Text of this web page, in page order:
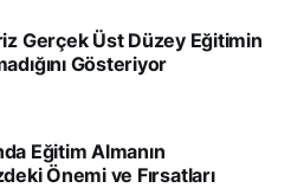
Gerçek Üst Düzey Eğitimin
Gösteriyor
Eğitim Almanın
Önemi ve Fırsatları